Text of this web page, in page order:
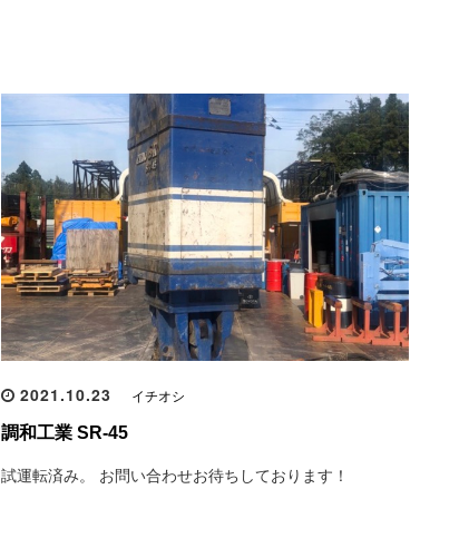
2021.10.23 イチオシ
調和工業 SR-45
試運転済み。 お問い合わせお待ちしております！